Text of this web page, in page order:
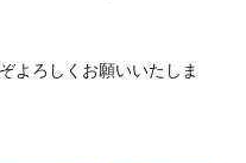
よろしくお願いいたしま